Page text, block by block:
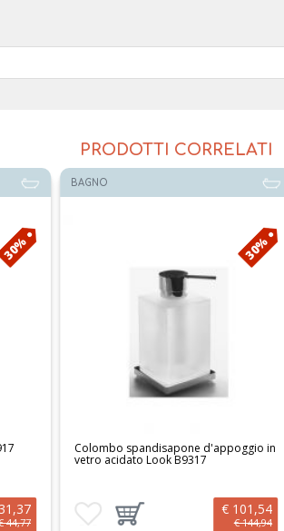
PRODOTTI CORRELATI
30%
44,77
BAGNO
30%
Colombo spandisapone d'appoggio in
vetro acidato Look B9317
Aggiungi ai preferiti
Aggiungi prodotto al carrello
€ 101,54
€ 144,94